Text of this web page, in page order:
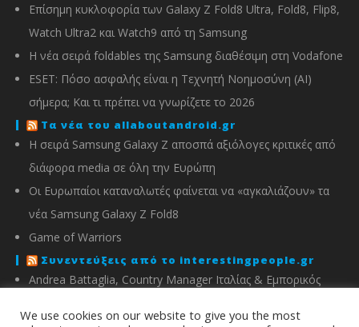
Επίσημη κυκλοφορία των Galaxy Z Fold8 Ultra, Fold8, Flip8,
Watch Ultra2 και Watch9 από τη Samsung
Η νέα σειρά foldables της Samsung διαθέσιμη στη Vodafone
ESET: Πόσο ασφαλής είναι η Τεχνητή Νοημοσύνη (AI)
σήμερα; Και τι πρέπει να γνωρίζετε το 2026
Τα νέα του allaboutandroid.gr
Η σειρά Samsung Galaxy Z αποσπά αξιόλογες κριτικές από
διάφορα media σε όλη την Ευρώπη
Οι Ευρωπαίοι καταναλωτές φαίνεται να «αγκαλιάζουν» τα
νέα Samsung Galaxy Z Fold8
Game of Warriors
Συνεντεύξεις από το interestingpeople.gr
Andrea Battaglia, Country Manager Ιταλίας & Εμπορικός
We use cookies on our website to give you the most